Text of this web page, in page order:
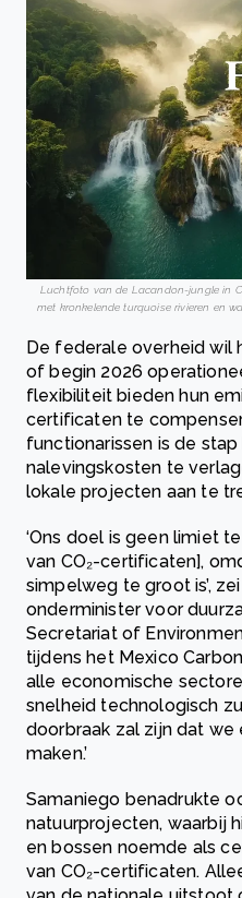
Luchtfoto van de Lacandon-jungle in
met kronkelende turquoise rivieren en
De federale overheid wil
of begin 2026
flexibiliteit bieden hun
certificaten te
functionarissen is de
nalevingskosten te
lokale projecten aan te
‘Ons doel is geen limiet
van CO₂-certificaten],
simpelweg te groot is’,
onderminister voor
Secretariat of
tijdens het Mexico
alle economische
snelheid technologisch
doorbraak zal zijn dat
maken.’
Samaniego benadrukte
natuurprojecten, waarbij
en bossen noemde als
van CO₂-certificaten.